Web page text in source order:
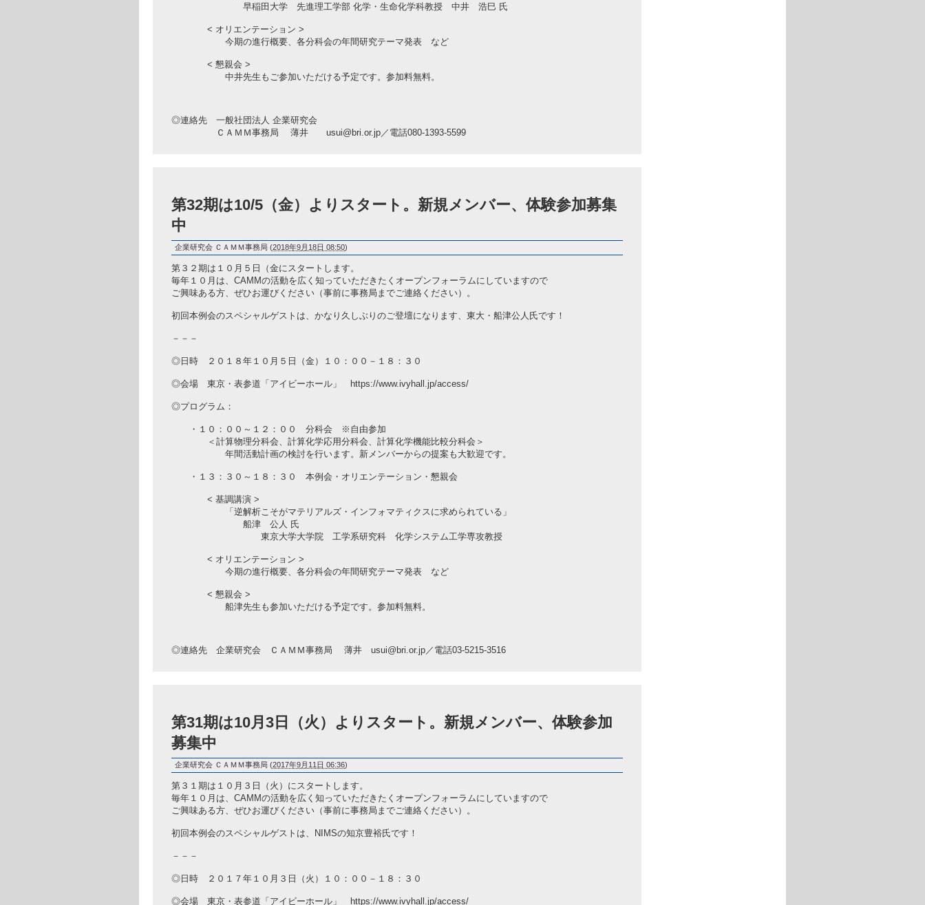
早稲田大学 先進理工学部 化学・生命化学科教授 中井 浩巳 氏
< オリエンテーション >
今期の進行概要、各分科会の年間研究テーマ発表 など
< 懇親会 >
中井先生もご参加いただける予定です。参加料無料。
◎連絡先 一般社団法人 企業研究会
ＣＡＭＭ事務局 薄井 usui@bri.or.jp／電話080-1393-5599
第32期は10/5（金）よりスタート。新規メンバー、体験参加募集
中
企業研究会 ＣＡＭＭ事務局 (2018年9月18日 08:50)
第３２期は１０月５日（金にスタートします。
毎年１０月は、CAMMの活動を広く知っていただきたくオープンフォーラムにしていますので
ご興味ある方、ぜひお運びください（事前に事務局までご連絡ください）。
初回本例会のスペシャルゲストは、かなり久しぶりのご登壇になります、東大・船津公人氏です！
－－－
◎日時 ２０１８年１０月５日（金）１０：００－１８：３０
◎会場 東京・表参道「アイビーホール」 https://www.ivyhall.jp/access/
◎プログラム：
・１０：００～１２：００ 分科会 ※自由参加
＜計算物理分科会、計算化学応用分科会、計算化学機能比較分科会＞
年間活動計画の検討を行います。新メンバーからの提案も大歓迎です。
・１３：３０～１８：３０ 本例会・オリエンテーション・懇親会
< 基調講演 >
「逆解析こそがマテリアルズ・インフォマティクスに求められている」
船津 公人 氏
東京大学大学院 工学系研究科 化学システム工学専攻教授
< オリエンテーション >
今期の進行概要、各分科会の年間研究テーマ発表 など
< 懇親会 >
船津先生も参加いただける予定です。参加料無料。
◎連絡先 企業研究会 ＣＡＭＭ事務局 薄井 usui@bri.or.jp／電話03-5215-3516
第31期は10月3日（火）よりスタート。新規メンバー、体験参加
募集中
企業研究会 ＣＡＭＭ事務局 (2017年9月11日 06:36)
第３１期は１０月３日（火）にスタートします。
毎年１０月は、CAMMの活動を広く知っていただきたくオープンフォーラムにしていますので
ご興味ある方、ぜひお運びください（事前に事務局までご連絡ください）。
初回本例会のスペシャルゲストは、NIMSの知京豊裕氏です！
－－－
◎日時 ２０１７年１０月３日（火）１０：００－１８：３０
◎会場 東京・表参道「アイビーホール」 https://www.ivyhall.jp/access/